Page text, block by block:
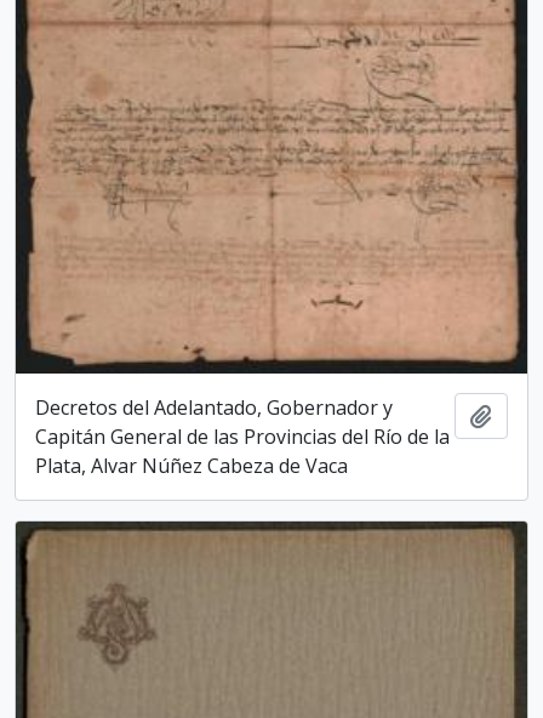
Decretos del Adelantado, Gobernador y
Capitán General de las Provincias del Río de la
Plata, Alvar Núñez Cabeza de Vaca